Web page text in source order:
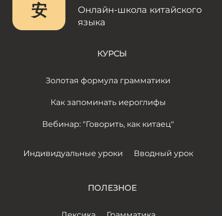
安
Онлайн-школа китайского
языка
КУРСЫ
Золотая формула грамматики
Как запоминать иероглифы
Вебинар: "Говорить, как китаец"
Индивидуальные уроки Вводный урок
ПОЛЕЗНОЕ